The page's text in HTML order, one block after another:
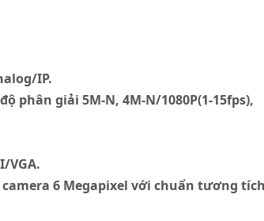
IP.
phân giải 5M-N, 4M-N/1080P(1-15fps),
VGA.
6 Megapixel với chuẩn tương